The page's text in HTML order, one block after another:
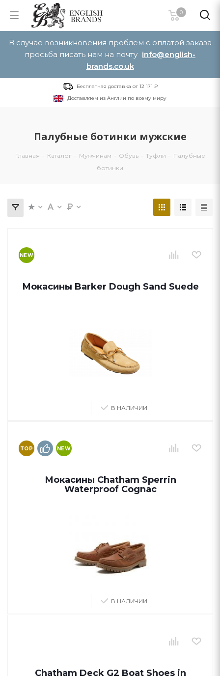
0
В случае возникновения проблем с оплатой заказа
просьба писать нам на почту info@english-
brands.co.uk
Бесплатная доставка от 12 171 ₽
Доставляем из Англии по всему миру
Палубные ботинки мужские
Главная - Каталог - Мужчинам - Обувь - Туфли - Палубные
ботинки
NEW
Мокасины Barker Dough Sand Suede
В НАЛИЧИИ
TOP NEW
Мокасины Chatham Sperrin
Waterproof Cognac
В НАЛИЧИИ
Chatham Deck G2 Boat Shoes in